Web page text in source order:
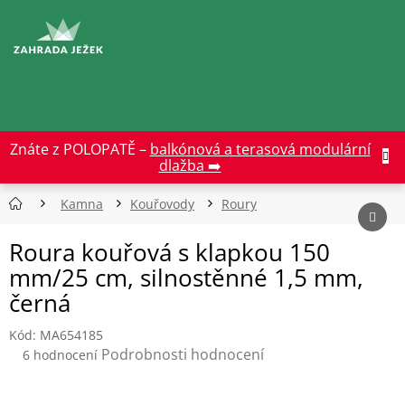
obsah
Znáte z POLOPATĚ – balkónová a terasová modulární
dlažba ➡️
Kamna Kouřovody Roury
Roura kouřová s klapkou 150
mm/25 cm, silnostěnné 1,5 mm,
černá
Kód: MA654185
Průměrné
hodnocení
6 hodnocení Podrobnosti hodnocení